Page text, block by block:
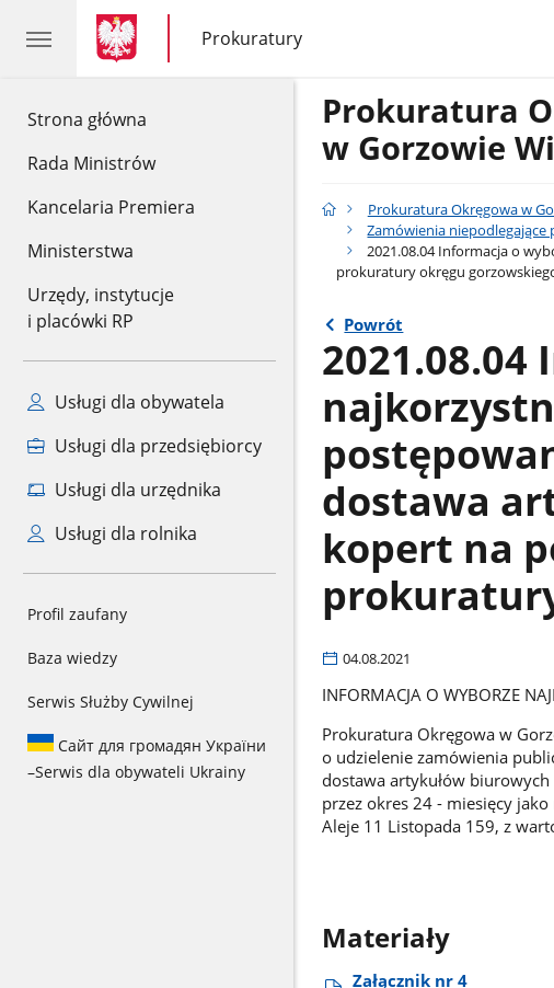
Strona główna
Rada Ministrów
Kancelaria Premiera
Ministerstwa
Urzędy, instytucje
i placówki RP
Usługi dla obywatela
Usługi dla przedsiębiorcy
Usługi dla urzędnika
Usługi dla rolnika
Profil zaufany
Baza wiedzy
Serwis Służby Cywilnej
Сайт для громадян України
–Serwis dla obywateli Ukrainy
gov.pl
gov.pl
Prokuratury
gov.pl
Prokuratury
Prokuratura
w Gorzowie
Prokuratura Okręgowa w
Zamówienia
2021.08.04 Informacja o
prokuratury okręgu
Powrót
dostawa
kopert na
04.08.2021
INFORMACJA O WYBORZE
Prokuratura Okręgowa w
o udzielenie zamówienia
dostawa artykułów
przez okres 24 - miesięcy
Aleje 11 Listopada 159, z
Materiały
Załącznik nr 4